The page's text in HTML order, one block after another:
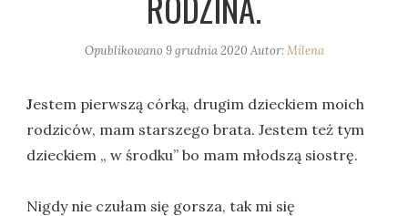
Opublikowano 9 grudnia 2020 Autor:Milena
Jestem pierwszą córką, drugim dzieckiem moich
rodziców, mam starszego brata. Jestem też tym
dzieckiem „ w środku” bo mam młodszą siostrę.
Nigdy nie czułam się gorsza, tak mi się